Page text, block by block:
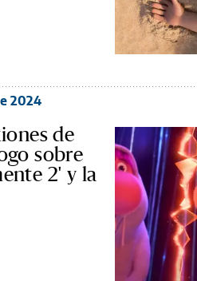
2024
de
sobre
2' y la